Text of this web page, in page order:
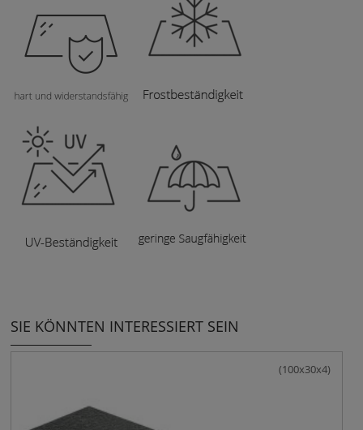
SIE KÖNNTEN INTERESSIERT SEIN
(100x30x4)